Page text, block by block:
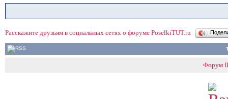
Расскажите друзьям в социальных сетях о форуме PoselkiTUT.ru
Форум